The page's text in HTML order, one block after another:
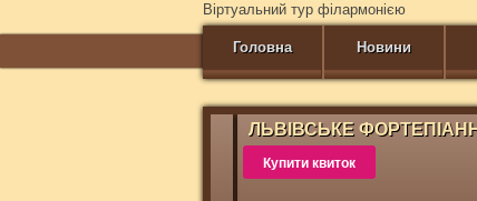
Віртуальний тур філармонією
Головна Новини
ЛЬВІВСЬКЕ
Купити квиток